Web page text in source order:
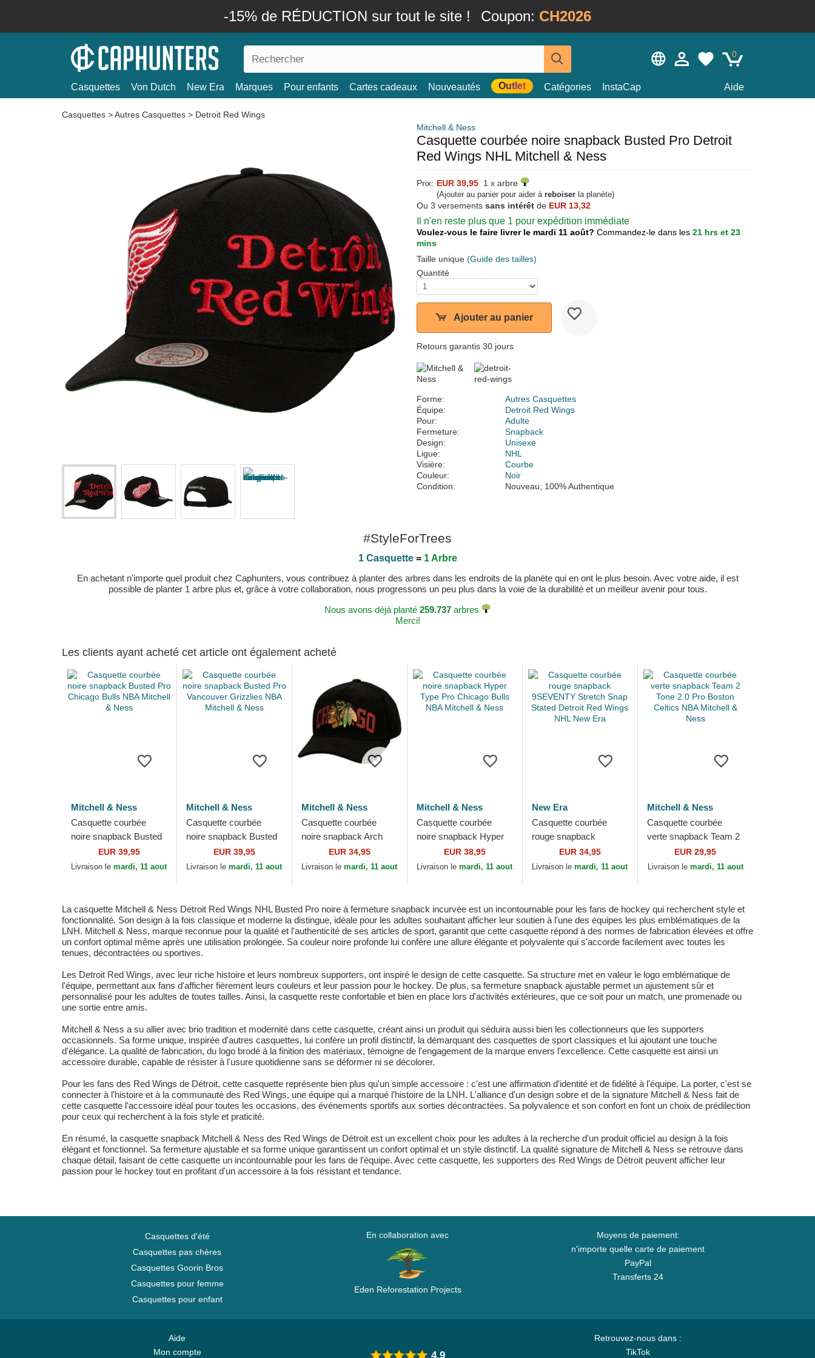
-15% de RÉDUCTION sur tout le site ! Coupon: CH2026
0
Casquettes Von Dutch New Era Marques Pour enfants Cartes cadeaux Nouveautés Outlet Catégories InstaCap Aide
Casquettes >Autres Casquettes > Detroit Red Wings
Mitchell & Ness
Casquette courbée noire snapback Busted Pro Detroit
Red Wings NHL Mitchell & Ness
Prix: EUR 39,95 1 x arbre
(Ajouter au panier pour aider à reboiser la planète)
Ou 3 versements sans intérêt de EUR 13,32
Il n'en reste plus que 1 pour expédition immédiate
Voulez-vous le faire livrer le mardi 11 août? Commandez-le dans les 21 hrs et 23
mins
Taille unique (Guide des tailles)
Quantité
Ajouter au panier
Retours garantis 30 jours
Forme:
Autres Casquettes
Équipe:
Detroit Red Wings
Pour:
Adulte
Fermeture:
Snapback
Design:
Unisexe
Ligue:
NHL
Visière:
Courbe
Couleur:
Noir
Condition:
Nouveau; 100% Authentique
#StyleForTrees
1 Casquette= 1 Arbre
En achetant n'importe quel produit chez Caphunters, vous contribuez à planter des arbres dans les endroits de la planète qui en ont le plus besoin. Avec votre aide, il est
possible de planter 1 arbre plus et, grâce à votre collaboration, nous progressons un peu plus dans la voie de la durabilité et un meilleur avenir pour tous.
Nous avons déjà planté 259.737 arbres
Merci!
Les clients ayant acheté cet article ont également acheté
Mitchell & Ness
Casquette courbée
noire snapback Busted
Pro Chicago Bulls NBA
Mitchell & Ness
EUR 39,95
Livraison lemardi, 11 aout
Mitchell & Ness
Casquette courbée
noire snapback Busted
Pro Vancouver Grizzlies
NBA Mitchell & Ness
EUR 39,95
Livraison lemardi, 11 aout
Mitchell & Ness
Casquette courbée
noire snapback Arch
Stamp Pro Chicago
Blackhawks NHL
EUR 34,95
Livraison lemardi, 11 aout
Mitchell & Ness
Casquette courbée
noire snapback Hyper
Type Pro Chicago Bulls
NBA Mitchell & Ness
EUR 38,95
Livraison lemardi, 11 aout
New Era
Casquette courbée
rouge snapback
9SEVENTY Stretch
Snap Stated Detroit Red
EUR 34,95
Livraison lemardi, 11 aout
Mitchell & Ness
Casquette courbée
verte snapback Team 2
Tone 2.0 Pro Boston
Celtics NBA Mitchell &
EUR 29,95
Livraison le mardi, 11 aout
La casquette Mitchell & Ness Detroit Red Wings NHL Busted Pro noire à fermeture snapback incurvée est un incontournable pour les fans de hockey qui recherchent style et
fonctionnalité. Son design à la fois classique et moderne la distingue, idéale pour les adultes souhaitant afficher leur soutien à l'une des équipes les plus emblématiques de la
LNH. Mitchell & Ness, marque reconnue pour la qualité et l'authenticité de ses articles de sport, garantit que cette casquette répond à des normes de fabrication élevées et offre
un confort optimal même après une utilisation prolongée. Sa couleur noire profonde lui confère une allure élégante et polyvalente qui s'accorde facilement avec toutes les
tenues, décontractées ou sportives.
Les Detroit Red Wings, avec leur riche histoire et leurs nombreux supporters, ont inspiré le design de cette casquette. Sa structure met en valeur le logo emblématique de
l'équipe, permettant aux fans d'afficher fièrement leurs couleurs et leur passion pour le hockey. De plus, sa fermeture snapback ajustable permet un ajustement sûr et
personnalisé pour les adultes de toutes tailles. Ainsi, la casquette reste confortable et bien en place lors d'activités extérieures, que ce soit pour un match, une promenade ou
une sortie entre amis.
Mitchell & Ness a su allier avec brio tradition et modernité dans cette casquette, créant ainsi un produit qui séduira aussi bien les collectionneurs que les supporters
occasionnels. Sa forme unique, inspirée d'autres casquettes, lui confère un profil distinctif, la démarquant des casquettes de sport classiques et lui ajoutant une touche
d'élégance. La qualité de fabrication, du logo brodé à la finition des matériaux, témoigne de l'engagement de la marque envers l'excellence. Cette casquette est ainsi un
accessoire durable, capable de résister à l'usure quotidienne sans se déformer ni se décolorer.
Pour les fans des Red Wings de Détroit, cette casquette représente bien plus qu'un simple accessoire : c'est une affirmation d'identité et de fidélité à l'équipe. La porter, c'est se
connecter à l'histoire et à la communauté des Red Wings, une équipe qui a marqué l'histoire de la LNH. L'alliance d'un design sobre et de la signature Mitchell & Ness fait de
cette casquette l'accessoire idéal pour toutes les occasions, des événements sportifs aux sorties décontractées. Sa polyvalence et son confort en font un choix de prédilection
pour ceux qui recherchent à la fois style et praticité.
En résumé, la casquette snapback Mitchell & Ness des Red Wings de Détroit est un excellent choix pour les adultes à la recherche d'un produit officiel au design à la fois
élégant et fonctionnel. Sa fermeture ajustable et sa forme unique garantissent un confort optimal et un style distinctif. La qualité signature de Mitchell & Ness se retrouve dans
chaque détail, faisant de cette casquette un incontournable pour les fans de l'équipe. Avec cette casquette, les supporters des Red Wings de Détroit peuvent afficher leur
passion pour le hockey tout en profitant d'un accessoire à la fois résistant et tendance.
Casquettes d'été
Casquettes pas chères
Casquettes Goorin Bros
Casquettes pour femme
Casquettes pour enfant
En collaboration avec
Eden Reforestation Projects
Moyens de paiement:
n'importe quelle carte de paiement
PayPal
Transferts 24
Aide
Mon compte
Retrouvez-nous dans :
TikTok
4.9